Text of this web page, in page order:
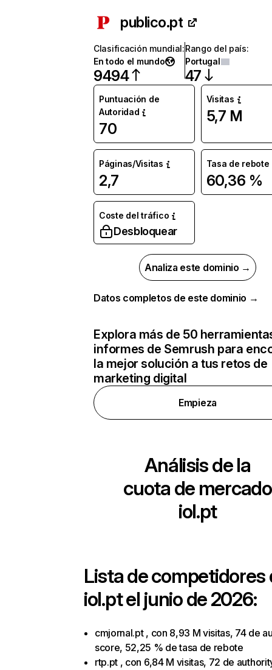
publico.pt
Clasificación mundial:
En todo el mundo
9494
Rango del país:
Portugal
47
Puntuación de
Autoridad
70
Visitas
5,7 M
Páginas/Visitas
2,7
Tasa de rebote
60,36 %
Coste del tráfico
Desbloquear
Analiza este dominio →
Datos completos de este dominio →
Explora más de 50
informes de Semrush para
la mejor solución a tus retos de
marketing digital
Empieza
Análisis de la
cuota de mercado
iol.pt
Lista de competidores
iol.ptel junio de 2026:
cmjornal.pt , con 8,93 M visitas, 74 de
score, 52,25 % de tasa de rebote
rtp.pt , con 6,84 M visitas, 72 de